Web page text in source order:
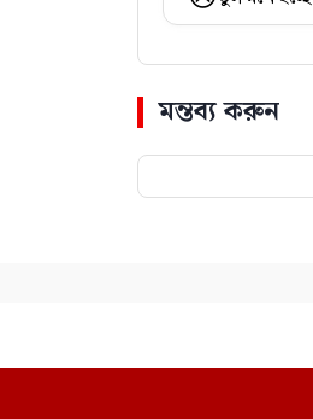
মন্তব্য করুন